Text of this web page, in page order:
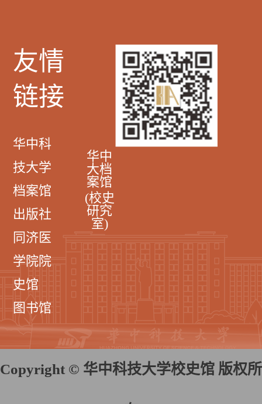
友情
链接
华中科
技大学
档案馆
出版社
同济医
学院院
史馆
图书馆
华中
大档
案馆
(校史
研究
室)
Copyright © 华中科技大学校史馆 版权所